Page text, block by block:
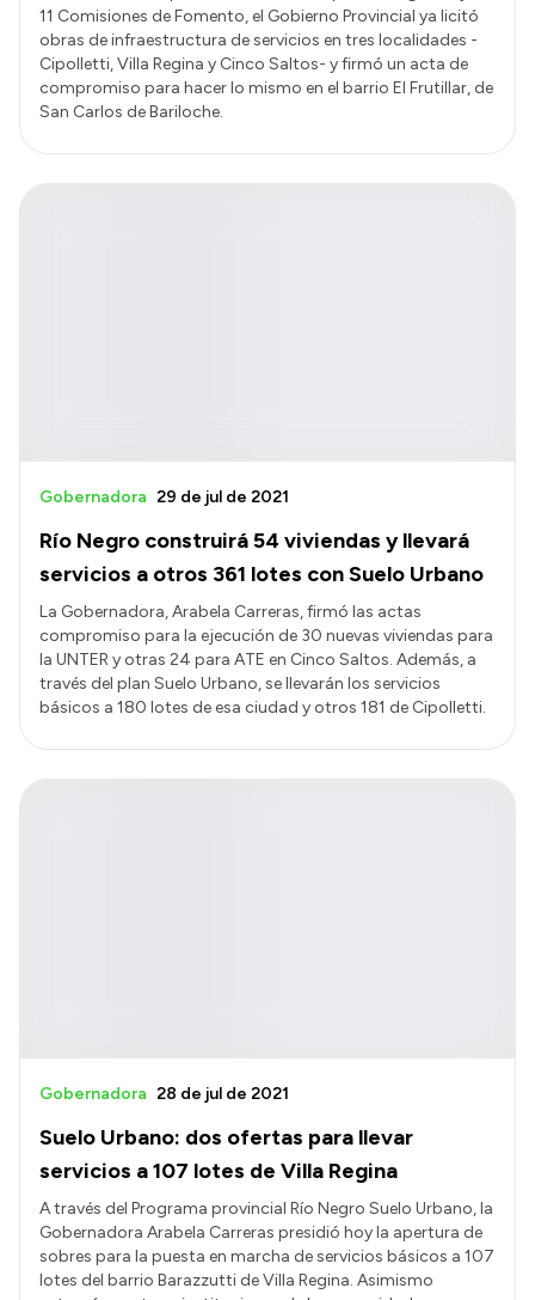
11 Comisiones de Fomento, el Gobierno Provincial ya licitó
obras de infraestructura de servicios en tres localidades -
Cipolletti, Villa Regina y Cinco Saltos- y firmó un acta de
compromiso para hacer lo mismo en el barrio El Frutillar, de
San Carlos de Bariloche.
Río Negro construirá 54 viviendas y llevará
servicios a otros 361 lotes con Suelo Urbano
Gobernadora 29 de jul de 2021
La Gobernadora, Arabela Carreras, firmó las actas
compromiso para la ejecución de 30 nuevas viviendas para
la UNTER y otras 24 para ATE en Cinco Saltos. Además, a
través del plan Suelo Urbano, se llevarán los servicios
básicos a 180 lotes de esa ciudad y otros 181 de Cipolletti.
Suelo Urbano: dos ofertas para llevar
servicios a 107 lotes de Villa Regina
Gobernadora 28 de jul de 2021
A través del Programa provincial Río Negro Suelo Urbano, la
Gobernadora Arabela Carreras presidió hoy la apertura de
sobres para la puesta en marcha de servicios básicos a 107
lotes del barrio Barazzutti de Villa Regina. Asimismo